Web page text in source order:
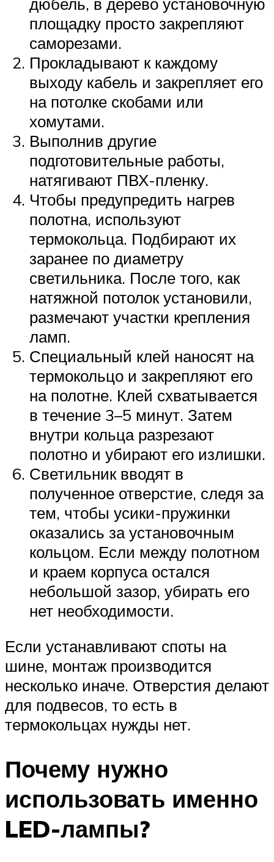
площадку просто закрепляют
саморезами.
Прокладывают к каждому
выходу кабель и закрепляет его
на потолке скобами или
хомутами.
Выполнив другие
подготовительные работы,
натягивают ПВХ-пленку.
Чтобы предупредить нагрев
полотна, используют
термокольца. Подбирают их
заранее по диаметру
светильника. После того, как
натяжной потолок установили,
размечают участки крепления
ламп.
Специальный клей наносят на
термокольцо и закрепляют его
на полотне. Клей схватывается
в течение 3–5 минут. Затем
внутри кольца разрезают
полотно и убирают его излишки.
Светильник вводят в
полученное отверстие, следя за
тем, чтобы усики-пружинки
оказались за установочным
кольцом. Если между полотном
и краем корпуса остался
небольшой зазор, убирать его
нет необходимости.
Если устанавливают споты на
шине, монтаж производится
несколько иначе. Отверстия делают
для подвесов, то есть в
термокольцах нужды нет.
Почему нужно
использовать именно
LED-лампы?